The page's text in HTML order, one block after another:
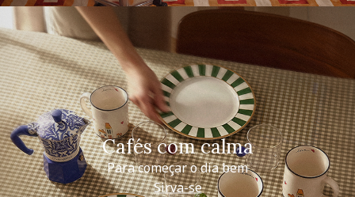
Cafés com calma
Para começar o dia bem
Sirva-se